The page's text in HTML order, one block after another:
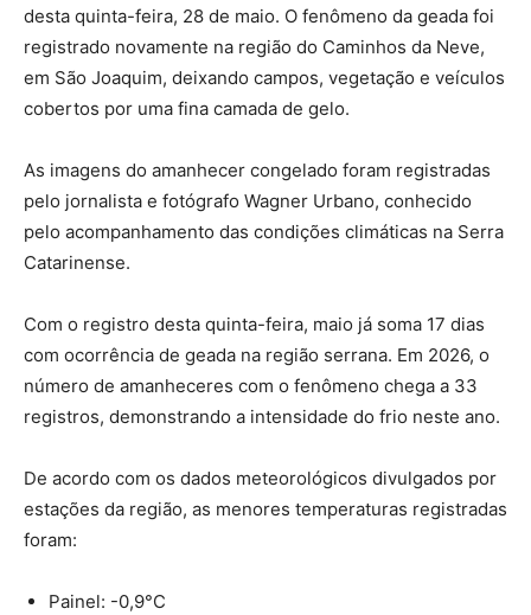
desta quinta-feira, 28 de maio. O fenômeno da geada foi
registrado novamente na região do Caminhos da Neve,
em São Joaquim, deixando campos, vegetação e veículos
cobertos por uma fina camada de gelo.
As imagens do amanhecer congelado foram registradas
pelo jornalista e fotógrafo Wagner Urbano, conhecido
pelo acompanhamento das condições climáticas na Serra
Catarinense.
Com o registro desta quinta-feira, maio já soma 17 dias
com ocorrência de geada na região serrana. Em 2026, o
número de amanheceres com o fenômeno chega a 33
registros, demonstrando a intensidade do frio neste ano.
De acordo com os dados meteorológicos divulgados por
estações da região, as menores temperaturas registradas
foram:
Painel: -0,9°C